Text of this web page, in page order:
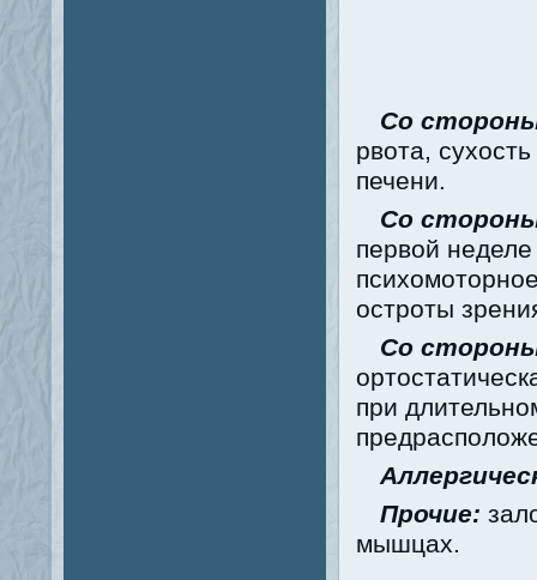
Со
рвота,
печени.
Со
первой
остроты
Со
при
Прочие:
мышцах.